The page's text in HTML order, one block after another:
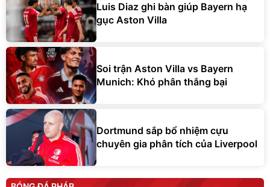
Luis Diaz ghi bàn giúp Bayern hạ
gục Aston Villa
Soi trận Aston Villa vs Bayern
Munich: Khó phân thắng bại
Dortmund sắp bổ nhiệm cựu
chuyên gia phân tích của Liverpool